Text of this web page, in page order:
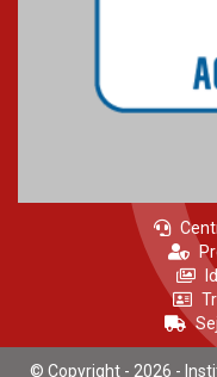
© Copyright - 2026 -